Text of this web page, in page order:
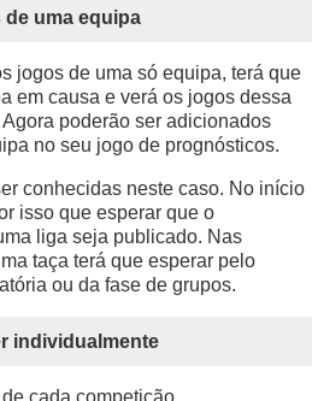
uma equipa
jogos de uma só equipa, terá que
em causa e verá os jogos dessa
poderão ser adicionados
no seu jogo de prognósticos.
conhecidas neste caso. No início
isso que esperar que o
liga seja publicado. Nas
taça terá que esperar pelo
ou da fase de grupos.
individualmente
cada competição